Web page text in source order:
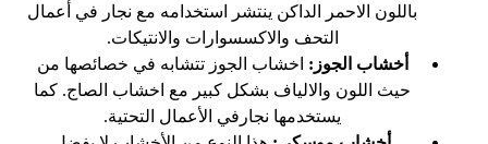
باللون الاحمر الداكن ينتشر استخدامه مع نجار في أعمال
التحف والاكسسوارات والانتيكات.
أخشاب الجوز: اخشاب الجوز تتشابه في خصائصها من
حيث اللون والالياف بشكل كبير مع اخشاب الصاج. كما
يستخدمها نجارفي الأعمال التحتية.